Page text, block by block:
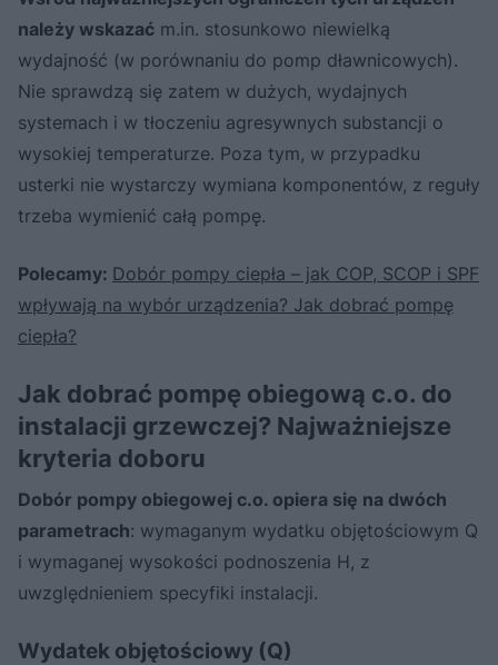
należy wskazać m.in. stosunkowo niewielką
wydajność (w porównaniu do pomp dławnicowych).
Nie sprawdzą się zatem w dużych, wydajnych
systemach i w tłoczeniu agresywnych substancji o
wysokiej temperaturze. Poza tym, w przypadku
usterki nie wystarczy wymiana komponentów, z reguły
trzeba wymienić całą pompę.
Polecamy: Dobór pompy ciepła – jak COP, SCOP i SPF
wpływają na wybór urządzenia? Jak dobrać pompę
ciepła?
Jak dobrać pompę obiegową c.o. do
instalacji grzewczej? Najważniejsze
kryteria doboru
Dobór pompy obiegowej c.o. opiera się na dwóch
parametrach: wymaganym wydatku objętościowym Q
i wymaganej wysokości podnoszenia H, z
uwzględnieniem specyfiki instalacji.
Wydatek objętościowy (Q)